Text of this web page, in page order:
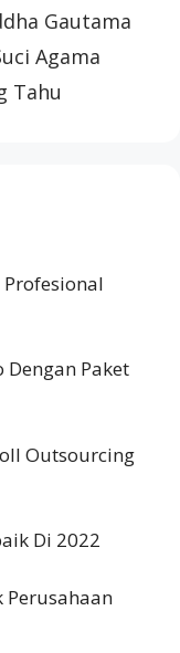
Gautama
Agama
Tahu
Dengan Paket
Outsourcing
Di 2022
Perusahaan